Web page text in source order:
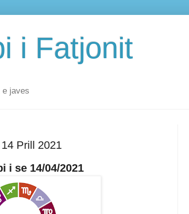
i Fatjonit
e javes
Prill 2021
i se 14/04/2021